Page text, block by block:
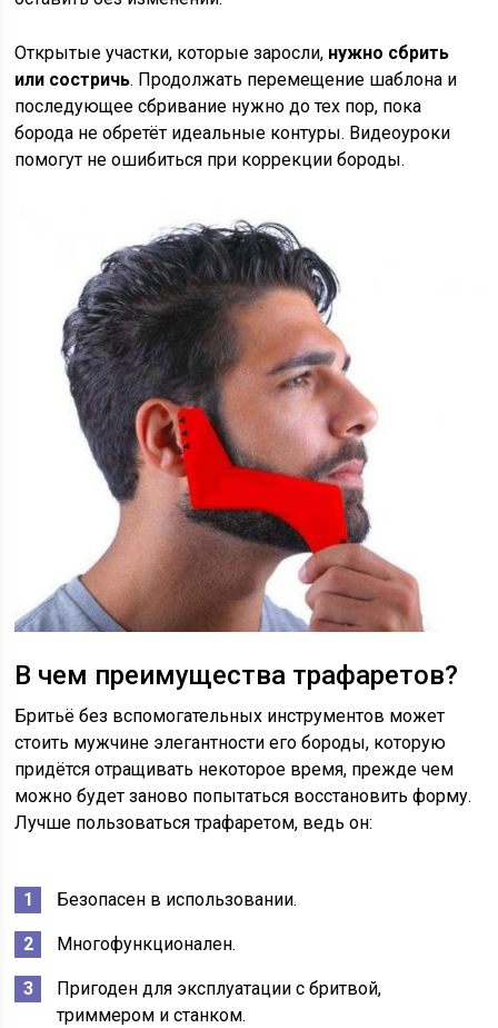
Открытые участки, которые заросли, нужно сбрить
или состричь. Продолжать перемещение шаблона и
последующее сбривание нужно до тех пор, пока
борода не обретёт идеальные контуры. Видеоуроки
помогут не ошибиться при коррекции бороды.
В чем преимущества трафаретов?
Бритьё без вспомогательных инструментов может
стоить мужчине элегантности его бороды, которую
придётся отращивать некоторое время, прежде чем
можно будет заново попытаться восстановить форму.
Лучше пользоваться трафаретом, ведь он:
Безопасен в использовании.
Многофункционален.
Пригоден для эксплуатации с бритвой,
триммером и станком.